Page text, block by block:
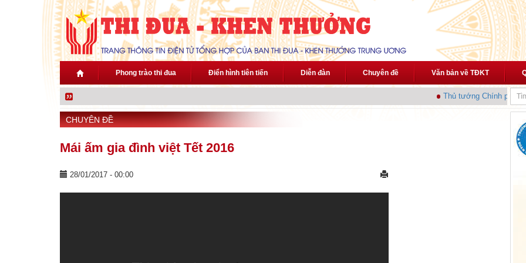
Nhảy đến nội dung
Phong trào thi đua Điển hình tiên tiến Diễn đàn Chuyên đề Văn bản về TĐKT
Thủ tướng Chính phủ
CHUYÊN ĐỀ
Mái ấm gia đình việt Tết 2016
28/01/2017 - 00:00